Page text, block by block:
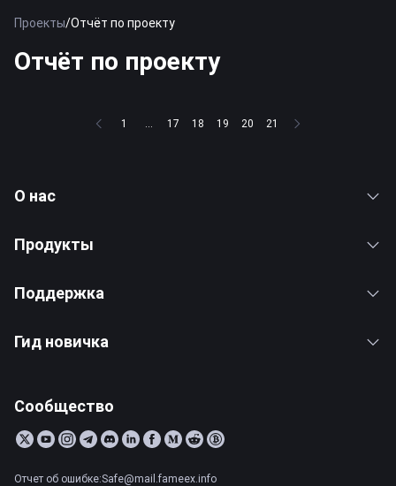
Проекты/Отчёт по проекту
Отчёт по проекту
1 ... 17 18 19 20 21
О нас
Продукты
Поддержка
Гид новичка
Сообщество
Отчет об ошибке:Safe@mail.fameex.info